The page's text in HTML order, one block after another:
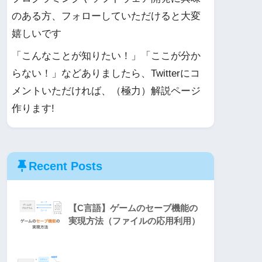
のある方、フォローしていただけると大変
嬉しいです
「こんなことが知りたい！」「ここが分か
らない！」などありましたら、Twitterにコ
メントいただければ、（極力）解説ページ
作ります!
Recent Posts
【C言語】ゲームのセーブ機能の
実現方法（ファイルの応用利用）